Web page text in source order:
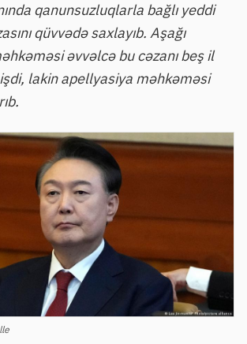
qanunsuzluqlarla bağlı yeddi
qüvvədə saxlayıb. Aşağı
əvvəlcə bu cəzanı beş il
lakin apellyasiya məhkəməsi